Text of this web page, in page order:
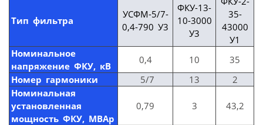
Тип фильтра
УСФМ-5/7-
0,4-790 У3
ФКУ-13-
10-3000
У3
35-
43000
У1
Номинальное
напряжение ФКУ, кВ
0,4 10
35
Номер гармоники
5/7 13
2
Номинальная
установленная
мощность ФКУ, МВАр
0,79 3 43,2